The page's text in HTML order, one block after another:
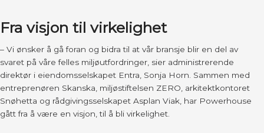
Fra visjon til virkelighet
– Vi ønsker å gå foran og bidra til at vår bransje blir en del av
svaret på våre felles miljøutfordringer, sier administrerende
direktør i eiendomsselskapet Entra, Sonja Horn. Sammen med
entreprenøren Skanska, miljøstiftelsen ZERO, arkitektkontoret
Snøhetta og rådgivingsselskapet Asplan Viak, har Powerhouse
gått fra å være en visjon, til å bli virkelighet.